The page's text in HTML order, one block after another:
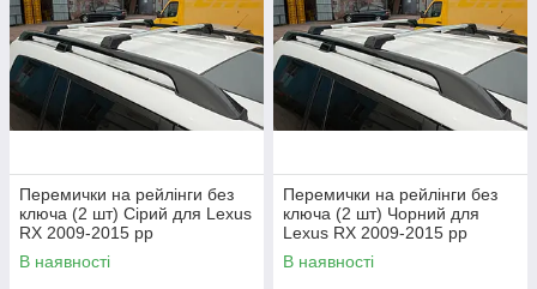
Перемички на рейлінги без
ключа (2 шт) Сірий для Lexus
RX 2009-2015 рр
В наявності
Перемички на рейлінги без
ключа (2 шт) Чорний для
Lexus RX 2009-2015 рр
В наявності